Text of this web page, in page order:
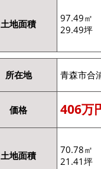
土地面積
97.49㎡
29.49坪
所在地 青森市合
価格 406万
土地面積
70.78㎡
21.41坪